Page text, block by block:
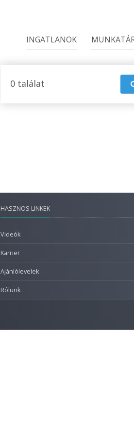
INGATLANOK
0 találat
HASZNOS LINKEK
Videók
Karrier
Ajánlólevelek
Rólunk